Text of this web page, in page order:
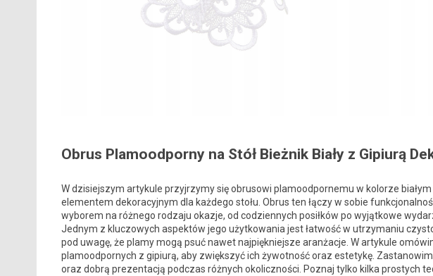
Obrus Plamoodporny na Stół Bieżnik Biały z Gipiurą
W dzisiejszym artykule przyjrzymy się obrusowi plamoodpornemu w kolorze
elementem dekoracyjnym dla każdego stołu. Obrus ten łączy w sobie
wyborem na różnego rodzaju okazje, od codziennych posiłków po wyjątkowe
Jednym z kluczowych aspektów jego użytkowania jest łatwość w utrzymaniu
pod uwagę, że plamy mogą psuć nawet najpiękniejsze aranżacje. W artykule
plamoodpornych z gipiurą, aby zwiększyć ich żywotność oraz estetykę.
oraz dobrą prezentacją podczas różnych okoliczności. Poznaj tylko kilka prostych